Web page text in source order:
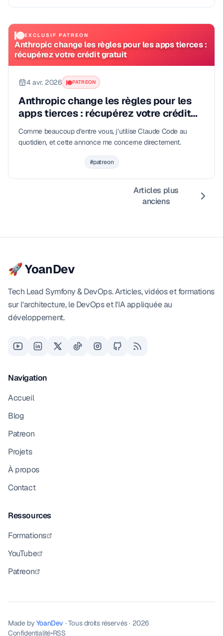
EXCLUSIF PATREON
Anthropic change les règles pour les apps tierces :
récupérez votre crédit gratuit
4 avr. 2026 PATREON
Anthropic change les règles pour les
apps tierces : récupérez votre crédit
gratuit
Comme beaucoup d’entre vous, j’utilise Claude Code au
quotidien, et cette annonce me concerne directement.
#patreon
Articles plus
anciens
🚀 YoanDev
Tech Lead Symfony & DevOps. Articles, vidéos et formations
sur l'architecture, le DevOps et l'IA appliquée au
développement.
Navigation
Accueil
Blog
Patreon
Projets
À propos
Contact
Ressources
Formations
YouTube
Patreon
Made by YoanDev · Tous droits réservés · 2026
Confidentialité•RSS